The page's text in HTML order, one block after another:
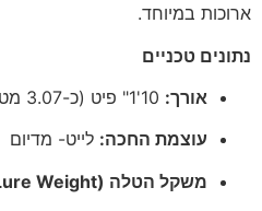
ארוכות במיוחד.
נתונים טכניים
אורך:
עוצמת החכה: לייט- מדיום
משקל הטלה (Lure Weight):